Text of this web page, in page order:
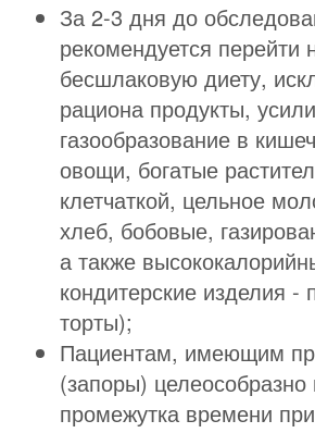
За 2-3 дня до
рекомендуется перейти
бесшлаковую диету,
рациона продукты,
газообразование в
овощи, богатые
клетчаткой, цельное
хлеб, бобовые,
а также
кондитерские изделия -
торты);
Пациентам, имеющим
(запоры) целеособразно
промежутка времени